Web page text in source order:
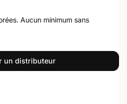
Aucun minimum sans
un distributeur